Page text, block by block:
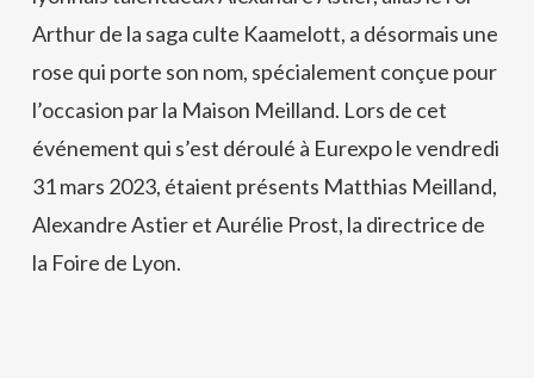
Arthur de la saga culte Kaamelott, a désormais une
rose qui porte son nom, spécialement conçue pour
l’occasion par la Maison Meilland. Lors de cet
événement qui s’est déroulé à Eurexpo le vendredi
31 mars 2023, étaient présents Matthias Meilland,
Alexandre Astier et Aurélie Prost, la directrice de
la Foire de Lyon.